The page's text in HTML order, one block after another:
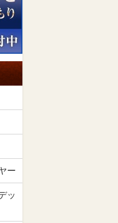
ー
ッ